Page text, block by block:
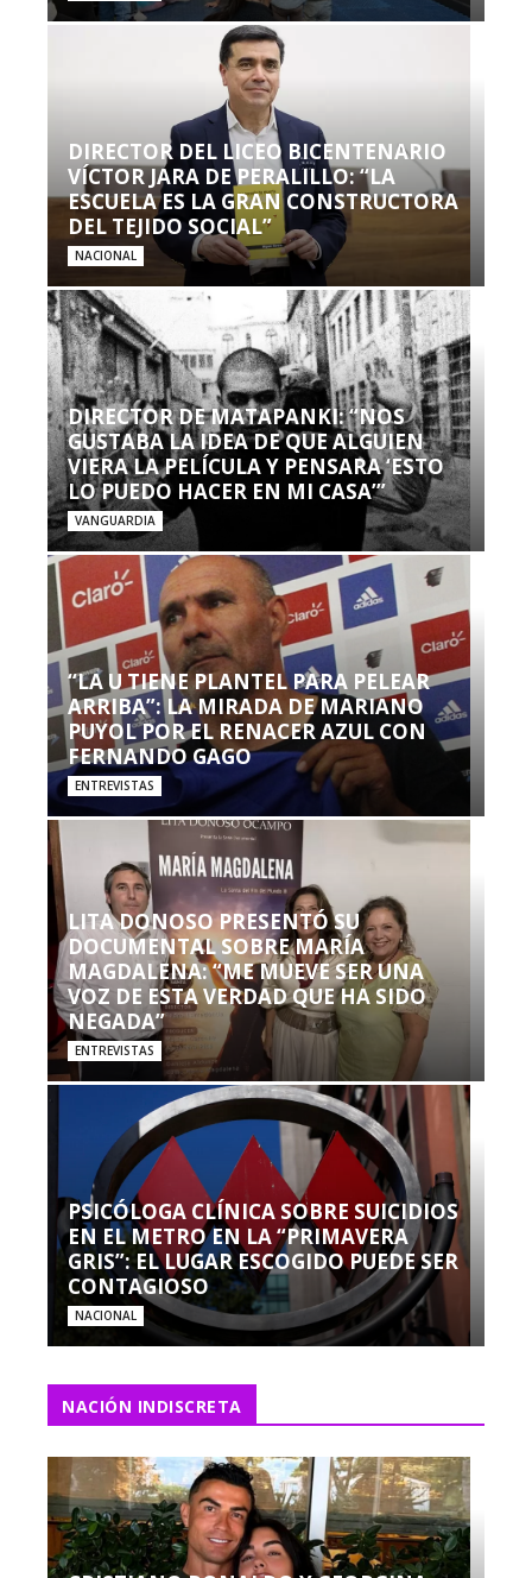
DIRECTOR DEL LICEO BICENTENARIO
VÍCTOR JARA DE PERALILLO: “LA
ESCUELA ES LA GRAN CONSTRUCTORA
DEL TEJIDO SOCIAL”
NACIONAL
DIRECTOR DE MATAPANKI: “NOS
GUSTABA LA IDEA DE QUE ALGUIEN
VIERA LA PELÍCULA Y PENSARA ‘ESTO
LO PUEDO HACER EN MI CASA’”
VANGUARDIA
“LA U TIENE PLANTEL PARA PELEAR
ARRIBA”: LA MIRADA DE MARIANO
PUYOL POR EL RENACER AZUL CON
FERNANDO GAGO
ENTREVISTAS
LITA DONOSO PRESENTÓ SU
DOCUMENTAL SOBRE MARÍA
MAGDALENA: “ME MUEVE SER UNA
VOZ DE ESTA VERDAD QUE HA SIDO
NEGADA”
ENTREVISTAS
PSICÓLOGA CLÍNICA SOBRE SUICIDIOS
EN EL METRO EN LA “PRIMAVERA
GRIS”: EL LUGAR ESCOGIDO PUEDE SER
CONTAGIOSO
NACIONAL
NACIÓN INDISCRETA